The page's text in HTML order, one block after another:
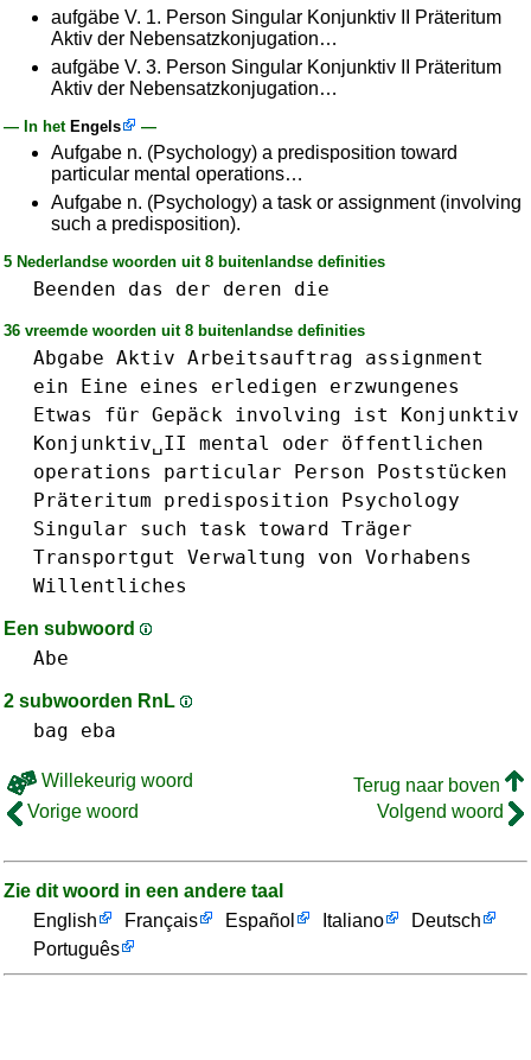
aufgäbe V. 1. Person Singular Konjunktiv II Präteritum
Aktiv der Nebensatzkonjugation…
aufgäbe V. 3. Person Singular Konjunktiv II Präteritum
Aktiv der Nebensatzkonjugation…
— In het Engels —
Aufgabe n. (Psychology) a predisposition toward
particular mental operations…
Aufgabe n. (Psychology) a task or assignment (involving
such a predisposition).
5 Nederlandse woorden uit 8 buitenlandse definities
Beenden das der deren die
36 vreemde woorden uit 8 buitenlandse definities
Abgabe Aktiv Arbeitsauftrag
assignment
ein
Eine eines erledigen
erzwungenes
Etwas
für Gepäck involving ist
Konjunktiv
Konjunktiv␣II
mental oder
öffentlichen
operations
particular Person
Poststücken
Präteritum
predisposition
Psychology
Singular
such task toward Träger
Transportgut
Verwaltung von Vorhabens
Willentliches
Een subwoord
Abe
2 subwoorden RnL
bag eba
Willekeurig woord
Terug naar boven
Vorige woord
Volgend woord
Zie dit woord in een andere taal
English
Français Español Italiano
Deutsch
Português